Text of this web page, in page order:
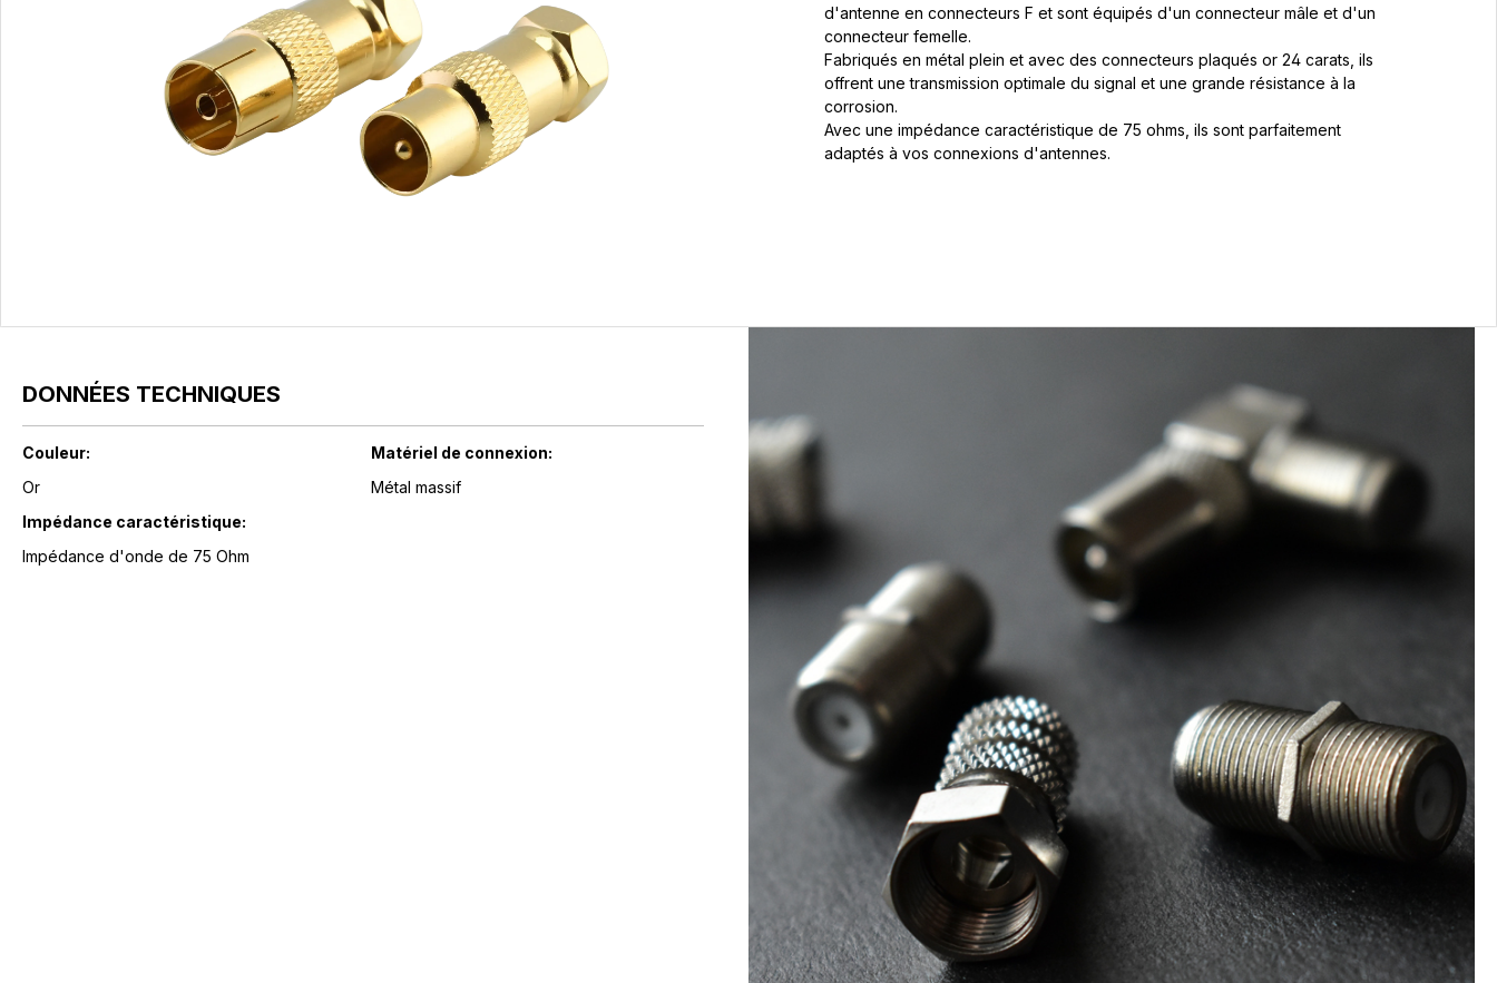
d'antenne en connecteurs F et sont équipés d'un connecteur mâle et d'un
connecteur femelle.
Fabriqués en métal plein et avec des connecteurs plaqués or 24 carats, ils
offrent une transmission optimale du signal et une grande résistance à la
corrosion.
Avec une impédance caractéristique de 75 ohms, ils sont parfaitement
adaptés à vos connexions d'antennes.
DONNÉES TECHNIQUES
Couleur:
Or
Impédance caractéristique:
Impédance d'onde de 75 Ohm
Matériel de connexion:
Métal massif